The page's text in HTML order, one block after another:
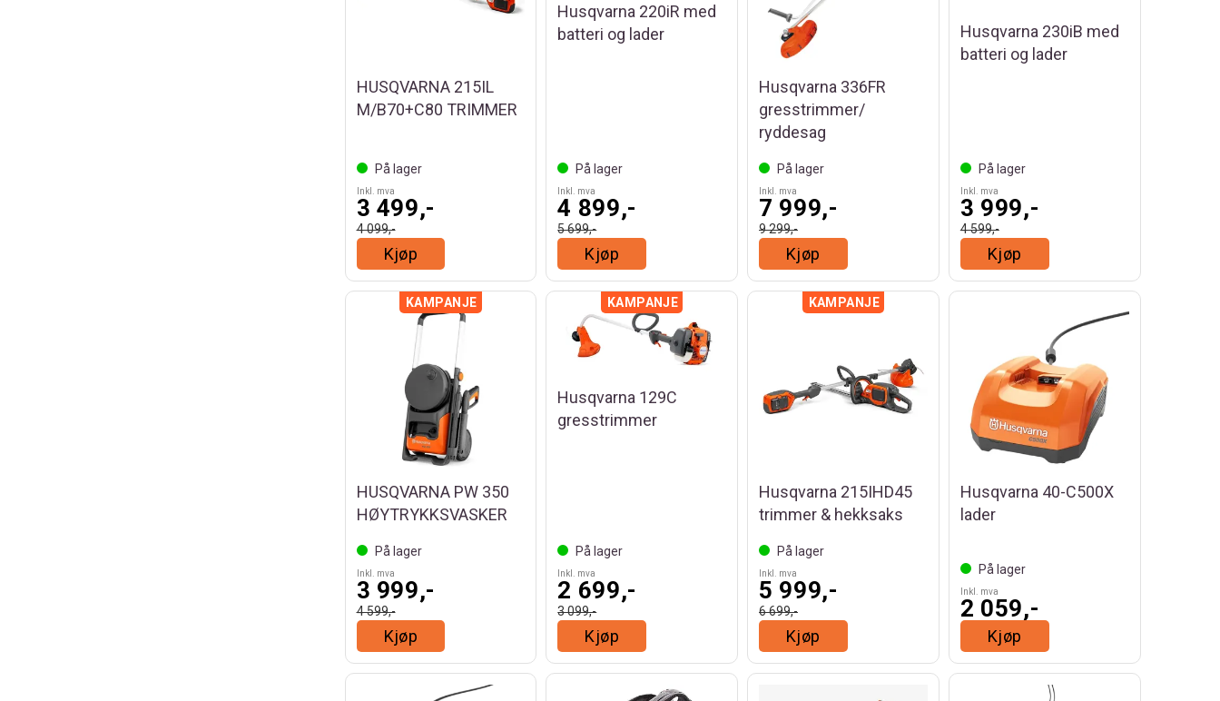
HUSQVARNA 215IL
M/B70+C80 TRIMMER
På lager
Inkl. mva
3 499,-
4 099,-
Kjøp
Husqvarna 220iR med
batteri og lader
På lager
Inkl. mva
4 899,-
5 699,-
Kjøp
Husqvarna 336FR
gresstrimmer/
ryddesag
På lager
Inkl. mva
7 999,-
9 299,-
Kjøp
Husqvarna 230iB med
batteri og lader
På lager
Inkl. mva
3 999,-
4 599,-
Kjøp
HUSQVARNA PW 350
HØYTRYKKSVASKER
På lager
Inkl. mva
3 999,-
4 599,-
Kjøp
Husqvarna 129C
gresstrimmer
På lager
Inkl. mva
2 699,-
3 099,-
Kjøp
Husqvarna 215IHD45
trimmer & hekksaks
På lager
Inkl. mva
5 999,-
6 699,-
Kjøp
Husqvarna 40-C500X
lader
På lager
Inkl. mva
2 059,-
Kjøp